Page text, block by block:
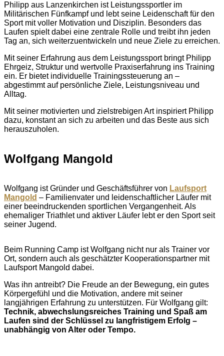
Philipp aus Lanzenkirchen ist Leistungssportler im
Militärischen Fünfkampf und lebt seine Leidenschaft für den
Sport mit voller Motivation und Disziplin. Besonders das
Laufen spielt dabei eine zentrale Rolle und treibt ihn jeden
Tag an, sich weiterzuentwickeln und neue Ziele zu erreichen.
Mit seiner Erfahrung aus dem Leistungssport bringt Philipp
Ehrgeiz, Struktur und wertvolle Praxiserfahrung ins Training
ein. Er bietet individuelle Trainingssteuerung an –
abgestimmt auf persönliche Ziele, Leistungsniveau und
Alltag.
Mit seiner motivierten und zielstrebigen Art inspiriert Philipp
dazu, konstant an sich zu arbeiten und das Beste aus sich
herauszuholen.
Wolfgang Mangold
Wolfgang ist Gründer und Geschäftsführer von Laufsport
Mangold – Familienvater und leidenschaftlicher Läufer mit
einer beeindruckenden sportlichen Vergangenheit. Als
ehemaliger Triathlet und aktiver Läufer lebt er den Sport seit
seiner Jugend.
Beim Running Camp ist Wolfgang nicht nur als Trainer vor
Ort, sondern auch als geschätzter Kooperationspartner mit
Laufsport Mangold dabei.
Was ihn antreibt? Die Freude an der Bewegung, ein gutes
Körpergefühl und die Motivation, andere mit seiner
langjährigen Erfahrung zu unterstützen. Für Wolfgang gilt:
Technik, abwechslungsreiches Training und Spaß am
Laufen sind der Schlüssel zu langfristigem Erfolg –
unabhängig von Alter oder Tempo.